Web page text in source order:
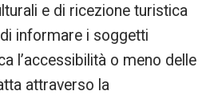
e di ricezione turistica
informare i soggetti
l’accessibilità o meno delle
attraverso la